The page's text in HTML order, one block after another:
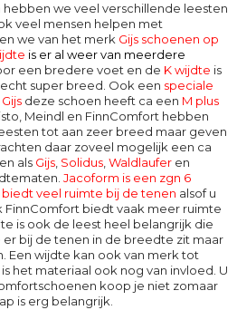
we veel verschillende leesten
veel mensen helpen met
we van het merk Gijs schoenen op
is er al weer van meerdere
een bredere voet en de K wijdte is
echt super breed. Ook een speciale
deze schoen heeft ca een M plus
Meindl en FinnComfort hebben
tot aan zeer breed maar geven
daar zoveel mogelijk een ca
als Gijs, Solidus,Waldlaufer en
Jacoform is een zgn 6
veel ruimte bij de tenen alsof u
FinnComfort biedt vaak meer ruimte
is ook de leest heel belangrijk die
bij de tenen in de breedte zit maar
Een wijdte kan ook van merk tot
het materiaal ook nog van invloed. U
koop je niet zomaar
is erg belangrijk.